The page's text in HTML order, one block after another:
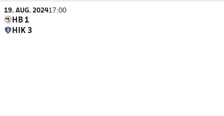
19. AUG. 202417:00
HB 1
HIK 3